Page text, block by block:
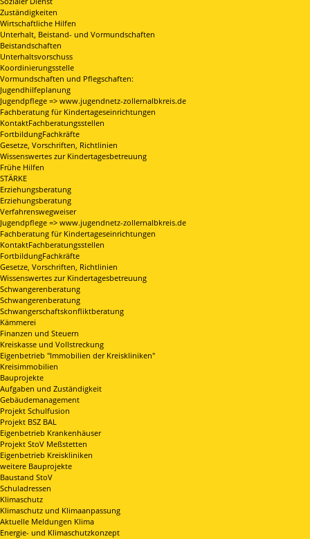
Zuständigkeiten
Wirtschaftliche Hilfen
Unterhalt, Beistand- und Vormundschaften
Beistandschaften
Unterhaltsvorschuss
Koordinierungsstelle
Vormundschaften und Pflegschaften:
Jugendhilfeplanung
Jugendpflege => www.jugendnetz-zollernalbkreis.de
Fachberatung für Kindertageseinrichtungen
KontaktFachberatungsstellen
FortbildungFachkräfte
Gesetze, Vorschriften, Richtlinien
Wissenswertes zur Kindertagesbetreuung
Frühe Hilfen
STÄRKE
Erziehungsberatung
Erziehungsberatung
Verfahrenswegweiser
Jugendpflege => www.jugendnetz-zollernalbkreis.de
Fachberatung für Kindertageseinrichtungen
KontaktFachberatungsstellen
FortbildungFachkräfte
Gesetze, Vorschriften, Richtlinien
Wissenswertes zur Kindertagesbetreuung
Schwangerenberatung
Schwangerenberatung
Schwangerschaftskonfliktberatung
Kämmerei
Finanzen und Steuern
Kreiskasse und Vollstreckung
Eigenbetrieb "Immobilien der Kreiskliniken"
Kreisimmobilien
Bauprojekte
Aufgaben und Zuständigkeit
Gebäudemanagement
Projekt Schulfusion
Projekt BSZ BAL
Eigenbetrieb Krankenhäuser
Projekt StoV Meßstetten
Eigenbetrieb Kreiskliniken
weitere Bauprojekte
Baustand StoV
Schuladressen
Klimaschutz
Klimaschutz und Klimaanpassung
Aktuelle Meldungen Klima
Energie- und Klimaschutzkonzept